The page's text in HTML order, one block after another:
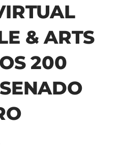
& ARTS
200